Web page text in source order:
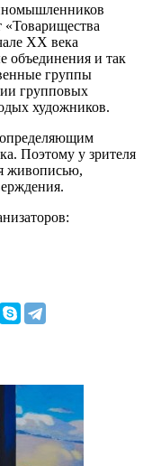
«Товарищества
ХХ века
объединения и так
группы
групповых
художников.
определяющим
Поэтому у зрителя
живописью,